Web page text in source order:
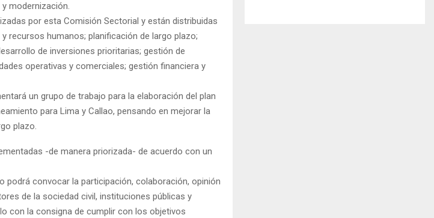
modernización.
por esta Comisión Sectorial y están distribuidas
recursos humanos; planificación de largo plazo;
de inversiones prioritarias; gestión de
operativas y comerciales; gestión financiera y
un grupo de trabajo para la elaboración del plan
para Lima y Callao, pensando en mejorar la
plazo.
-de manera priorizada- de acuerdo con un
podrá convocar la participación, colaboración, opinión
de la sociedad civil, instituciones públicas y
con la consigna de cumplir con los objetivos